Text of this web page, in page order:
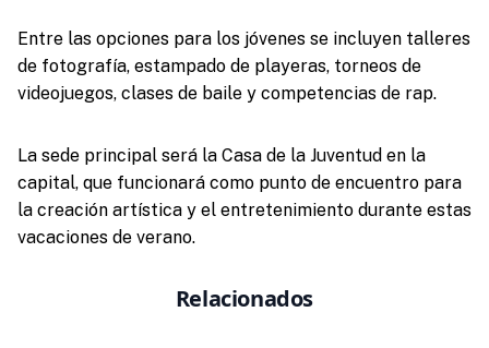
Entre las opciones para los jóvenes se incluyen talleres
de fotografía, estampado de playeras, torneos de
videojuegos, clases de baile y competencias de rap.
La sede principal será la Casa de la Juventud en la
capital, que funcionará como punto de encuentro para
la creación artística y el entretenimiento durante estas
vacaciones de verano.
Relacionados